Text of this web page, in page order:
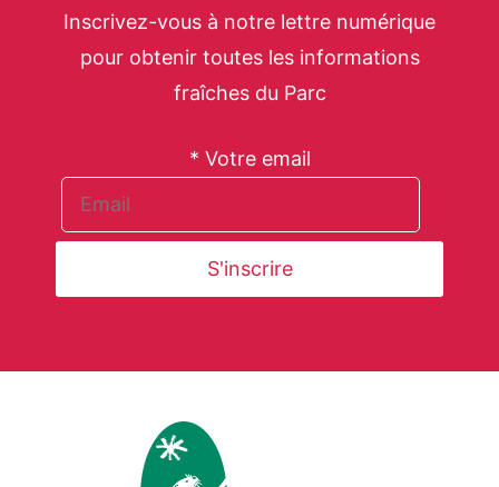
Inscrivez-vous à notre lettre numérique
pour obtenir toutes les informations
fraîches du Parc
* Votre email